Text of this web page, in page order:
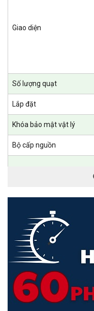
Nhiều chức năng cho
Khoảng cách truyền
Đảm bảo chất lượng
Phân tách lưu lượng
Khôi phục PoE tự động
<Hotline: 0828.011.011 -
Giao diện
Số lượng quạt
Lắp đặt
Khóa bảo mật vật lý
Bộ cấp nguồn
Kích thước ( R x D x C )
Bảo vệ chống sét lan
HIỆU SUẤT